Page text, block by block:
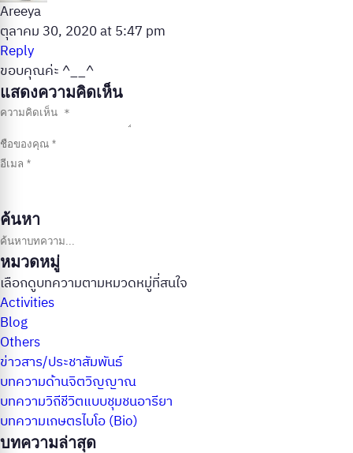
Areeya
ตุลาคม 30, 2020 at 5:47 pm
Reply
ขอบคุณค่ะ ^__^
แสดงความคิดเห็น
ค้นหา
ค้นหาบทความ
หมวดหมู่
เลือกดูบทความตามหมวดหมู่ที่สนใจ
Activities
Blog
Others
ข่าวสาร/ประชาสัมพันธ์
บทความด้านจิตวิญญาณ
บทความวิถีชีวิตแบบชุมชนอารียา
บทความเกษตรไบโอ (Bio)
บทความล่าสุด